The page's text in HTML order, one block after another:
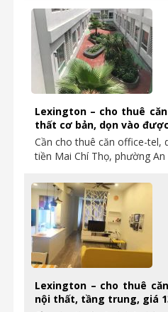
Lexington – cho thuê
thất cơ bản, dọn vào
Cần cho thuê căn office-tel,
tiền Mai Chí Thọ, phường
Lexington – cho thuê
nội thất, tầng trung, giá